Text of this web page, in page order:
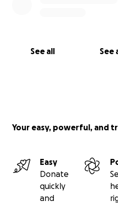
See all See
verpleegkundigen.
Your easy, powerful, and
Easy
Donate
quickly
and